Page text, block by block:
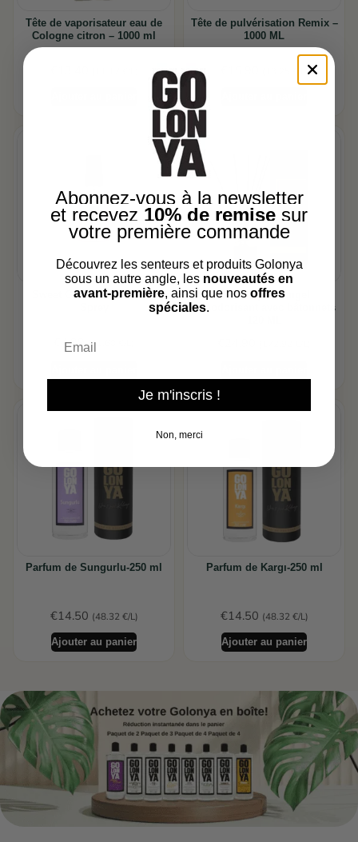
Tête de vaporisateur eau de
Cologne citron – 1000 ml
Tête de pulvérisation Remix –
1000 ML
(13.25 €/L)
Sweet Girl Kids – 100 ML
4.99 (41.60 €/L)
Puduhepa – Angel
Désodorisant avec bâtonnets
Parfum de Sungurlu-250 ml
€14.50 (48.32 €/L)
Ajouter au panier
Parfum de Kargı-250 ml
€14.50 (48.32 €/L)
Ajouter au panier
Abonnez-vous à la newsletter
et recevez 10% de remise sur
votre première commande
Découvrez les senteurs et produits Golonya
sous un autre angle, les nouveautés en
avant-première, ainsi que nos offres
spéciales.
Email
Je m'inscris !
Non, merci